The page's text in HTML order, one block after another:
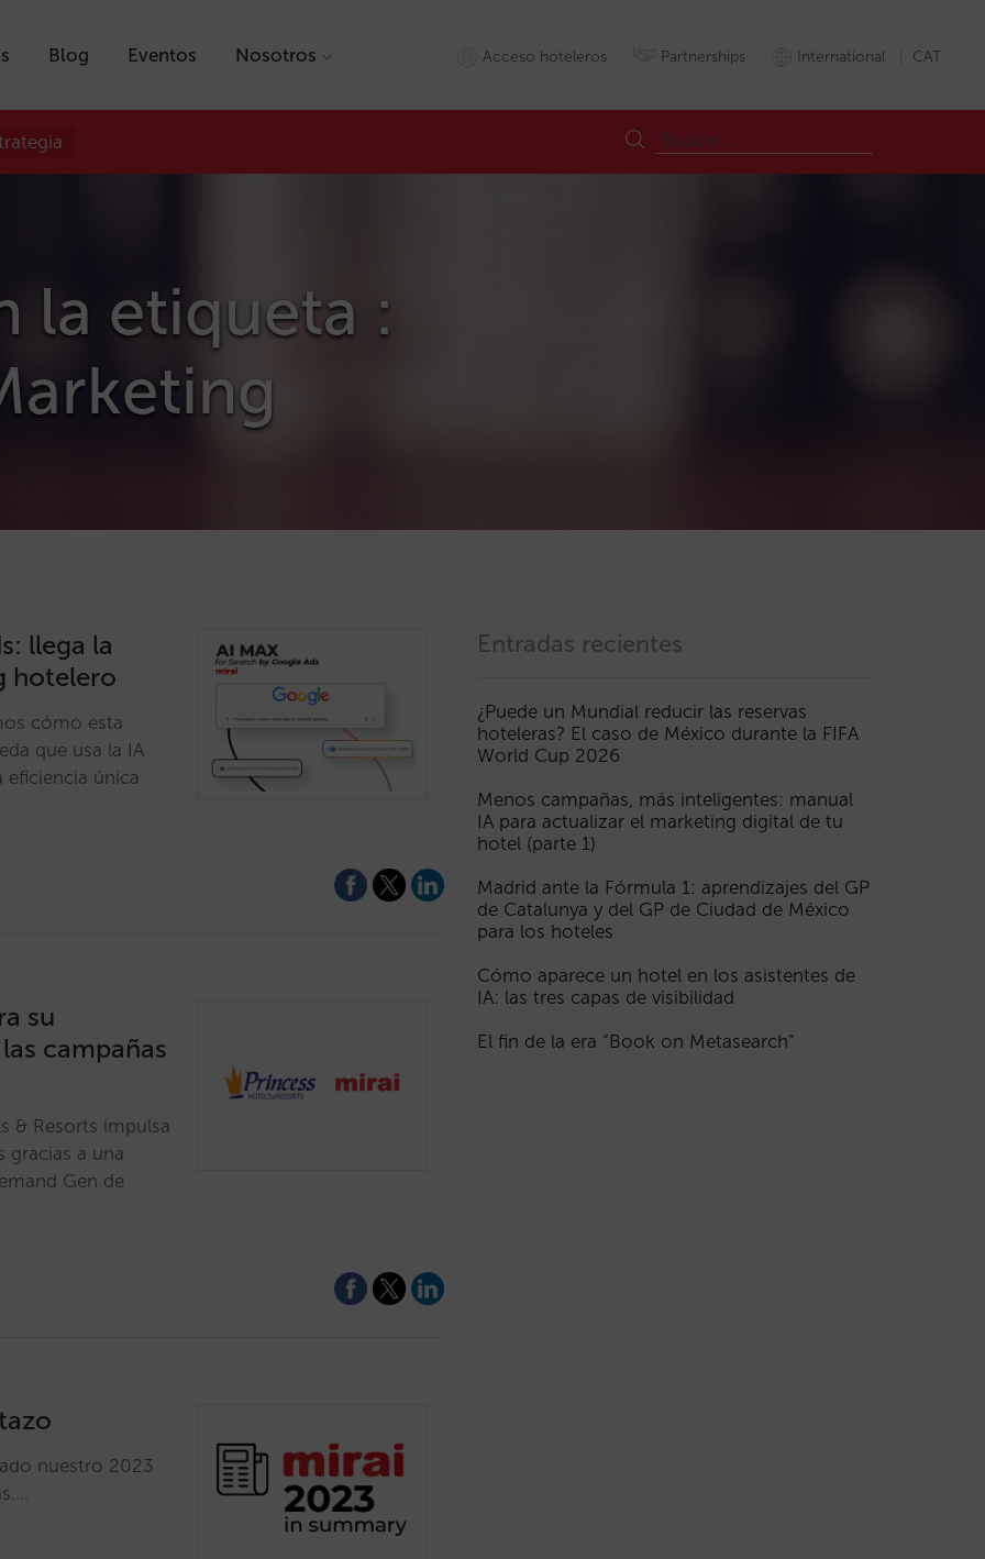
Blog Eventos Nosotros Acceso hoteleros Partnerships International CAT
la etiqueta :
llega la
hotelero
cómo esta
que usa la IA
eficiencia única
su
campañas
& Resorts impulsa
gracias a una
Gen de
nuestro 2023
Entradas recientes
¿Puede un Mundial reducir las reservas
hoteleras? El caso de México durante la FIFA
World Cup 2026
Menos campañas, más inteligentes: manual
IA para actualizar el marketing digital de tu
hotel (parte 1)
Madrid ante la Fórmula 1: aprendizajes del GP
de Catalunya y del GP de Ciudad de México
para los hoteles
Cómo aparece un hotel en los asistentes de
IA: las tres capas de visibilidad
El fin de la era “Book on Metasearch”